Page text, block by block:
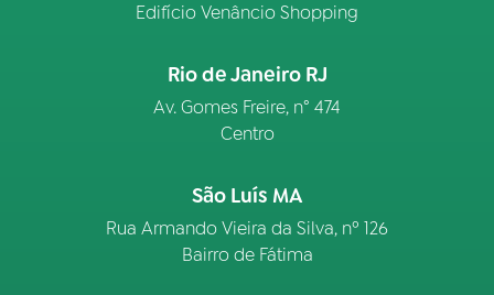
Edifício Venâncio Shopping
Rio de Janeiro RJ
Av. Gomes Freire, n° 474
Centro
São Luís MA
Rua Armando Vieira da Silva, nº 126
Bairro de Fátima